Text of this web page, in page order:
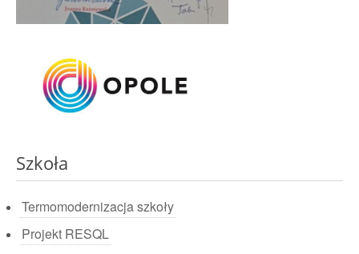
Szkoła
Termomodernizacja szkoły
Projekt RESQL